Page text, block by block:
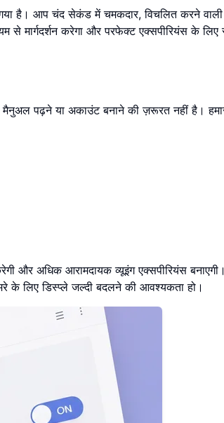
है। आप चंद सेकंड में चमकदार, विचलित करने
करेगा और परफेक्ट एक्सपीरियंस के लिए
पढ़ने या अकाउंट बनाने की ज़रूरत नहीं है।
और अधिक आरामदायक व्यूइंग एक्सपीरियंस
के लिए डिस्प्ले जल्दी बदलने की आवश्यकता हो।